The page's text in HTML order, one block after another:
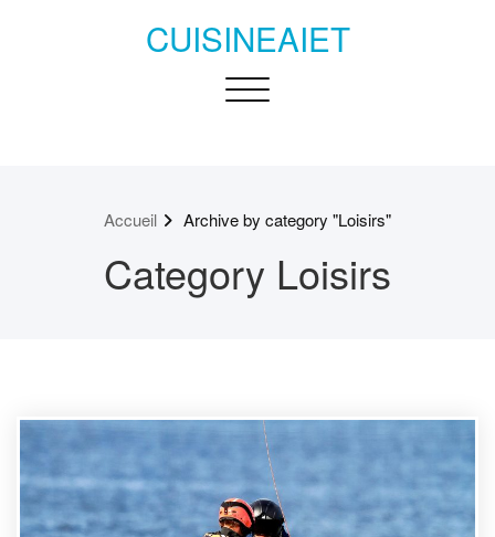
CUISINEAIET
Toggle navigation
Accueil Archive by category "Loisirs"
Category Loisirs